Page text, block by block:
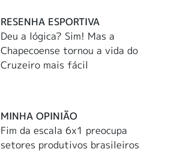
RESENHA ESPORTIVA
Deu a lógica? Sim! Mas a
Chapecoense tornou a vida do
Cruzeiro mais fácil
MINHA OPINIÃO
Fim da escala 6x1 preocupa
setores produtivos brasileiros